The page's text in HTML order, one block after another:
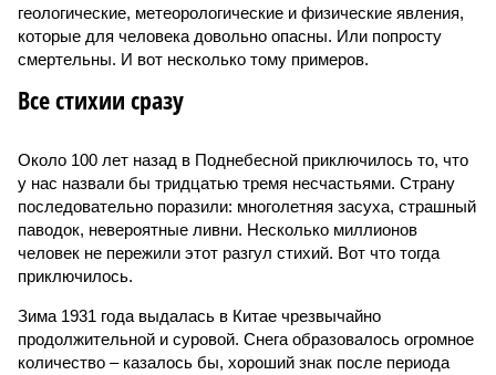
геологические, метеорологические и физические явления,
которые для человека довольно опасны. Или попросту
смертельны. И вот несколько тому примеров.
Все стихии сразу
Около 100 лет назад в Поднебесной приключилось то, что
у нас назвали бы тридцатью тремя несчастьями. Страну
последовательно поразили: многолетняя засуха, страшный
паводок, невероятные ливни. Несколько миллионов
человек не пережили этот разгул стихий. Вот что тогда
приключилось.
Зима 1931 года выдалась в Китае чрезвычайно
продолжительной и суровой. Снега образовалось огромное
количество – казалось бы, хороший знак после периода